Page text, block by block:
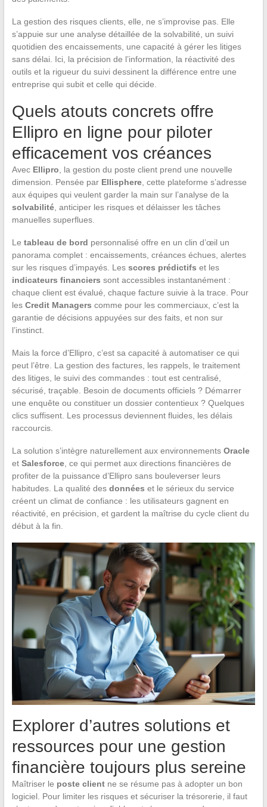
La gestion des risques clients, elle, ne s’improvise pas. Elle
s’appuie sur une analyse détaillée de la solvabilité, un suivi
quotidien des encaissements, une capacité à gérer les litiges
sans délai. Ici, la précision de l’information, la réactivité des
outils et la rigueur du suivi dessinent la différence entre une
entreprise qui subit et celle qui décide.
Quels atouts concrets offre
Ellipro en ligne pour piloter
efficacement vos créances
Avec Ellipro , la gestion du poste client prend une nouvelle
dimension. Pensée par Ellisphere, cette plateforme s’adresse
aux équipes qui veulent garder la main sur l’analyse de la
solvabilité, anticiper les risques et délaisser les tâches
manuelles superflues.
Le tableau de bord personnalisé offre en un clin d’œil un
panorama complet : encaissements, créances échues, alertes
sur les risques d’impayés. Les scores prédictifs et les
indicateurs financiers sont accessibles instantanément :
chaque client est évalué, chaque facture suivie à la trace. Pour
les Credit Managers comme pour les commerciaux, c’est la
garantie de décisions appuyées sur des faits, et non sur
l’instinct.
Mais la force d’Ellipro, c’est sa capacité à automatiser ce qui
peut l’être. La gestion des factures, les rappels, le traitement
des litiges, le suivi des commandes : tout est centralisé,
sécurisé, traçable. Besoin de documents officiels ? Démarrer
une enquête ou constituer un dossier contentieux ? Quelques
clics suffisent. Les processus deviennent fluides, les délais
raccourcis.
La solution s’intègre naturellement aux environnements Oracle
et Salesforce, ce qui permet aux directions financières de
profiter de la puissance d’Ellipro sans bouleverser leurs
habitudes. La qualité des données et le sérieux du service
créent un climat de confiance : les utilisateurs gagnent en
réactivité, en précision, et gardent la maîtrise du cycle client du
début à la fin.
Explorer d’autres solutions et
ressources pour une gestion
financière toujours plus sereine
Maîtriser le poste clientne se résume pas à adopter un bon
logiciel. Pour limiter les risques et sécuriser la trésorerie, il faut